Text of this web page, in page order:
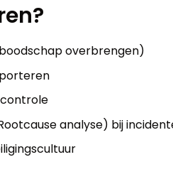
overbrengen)
analyse) bij